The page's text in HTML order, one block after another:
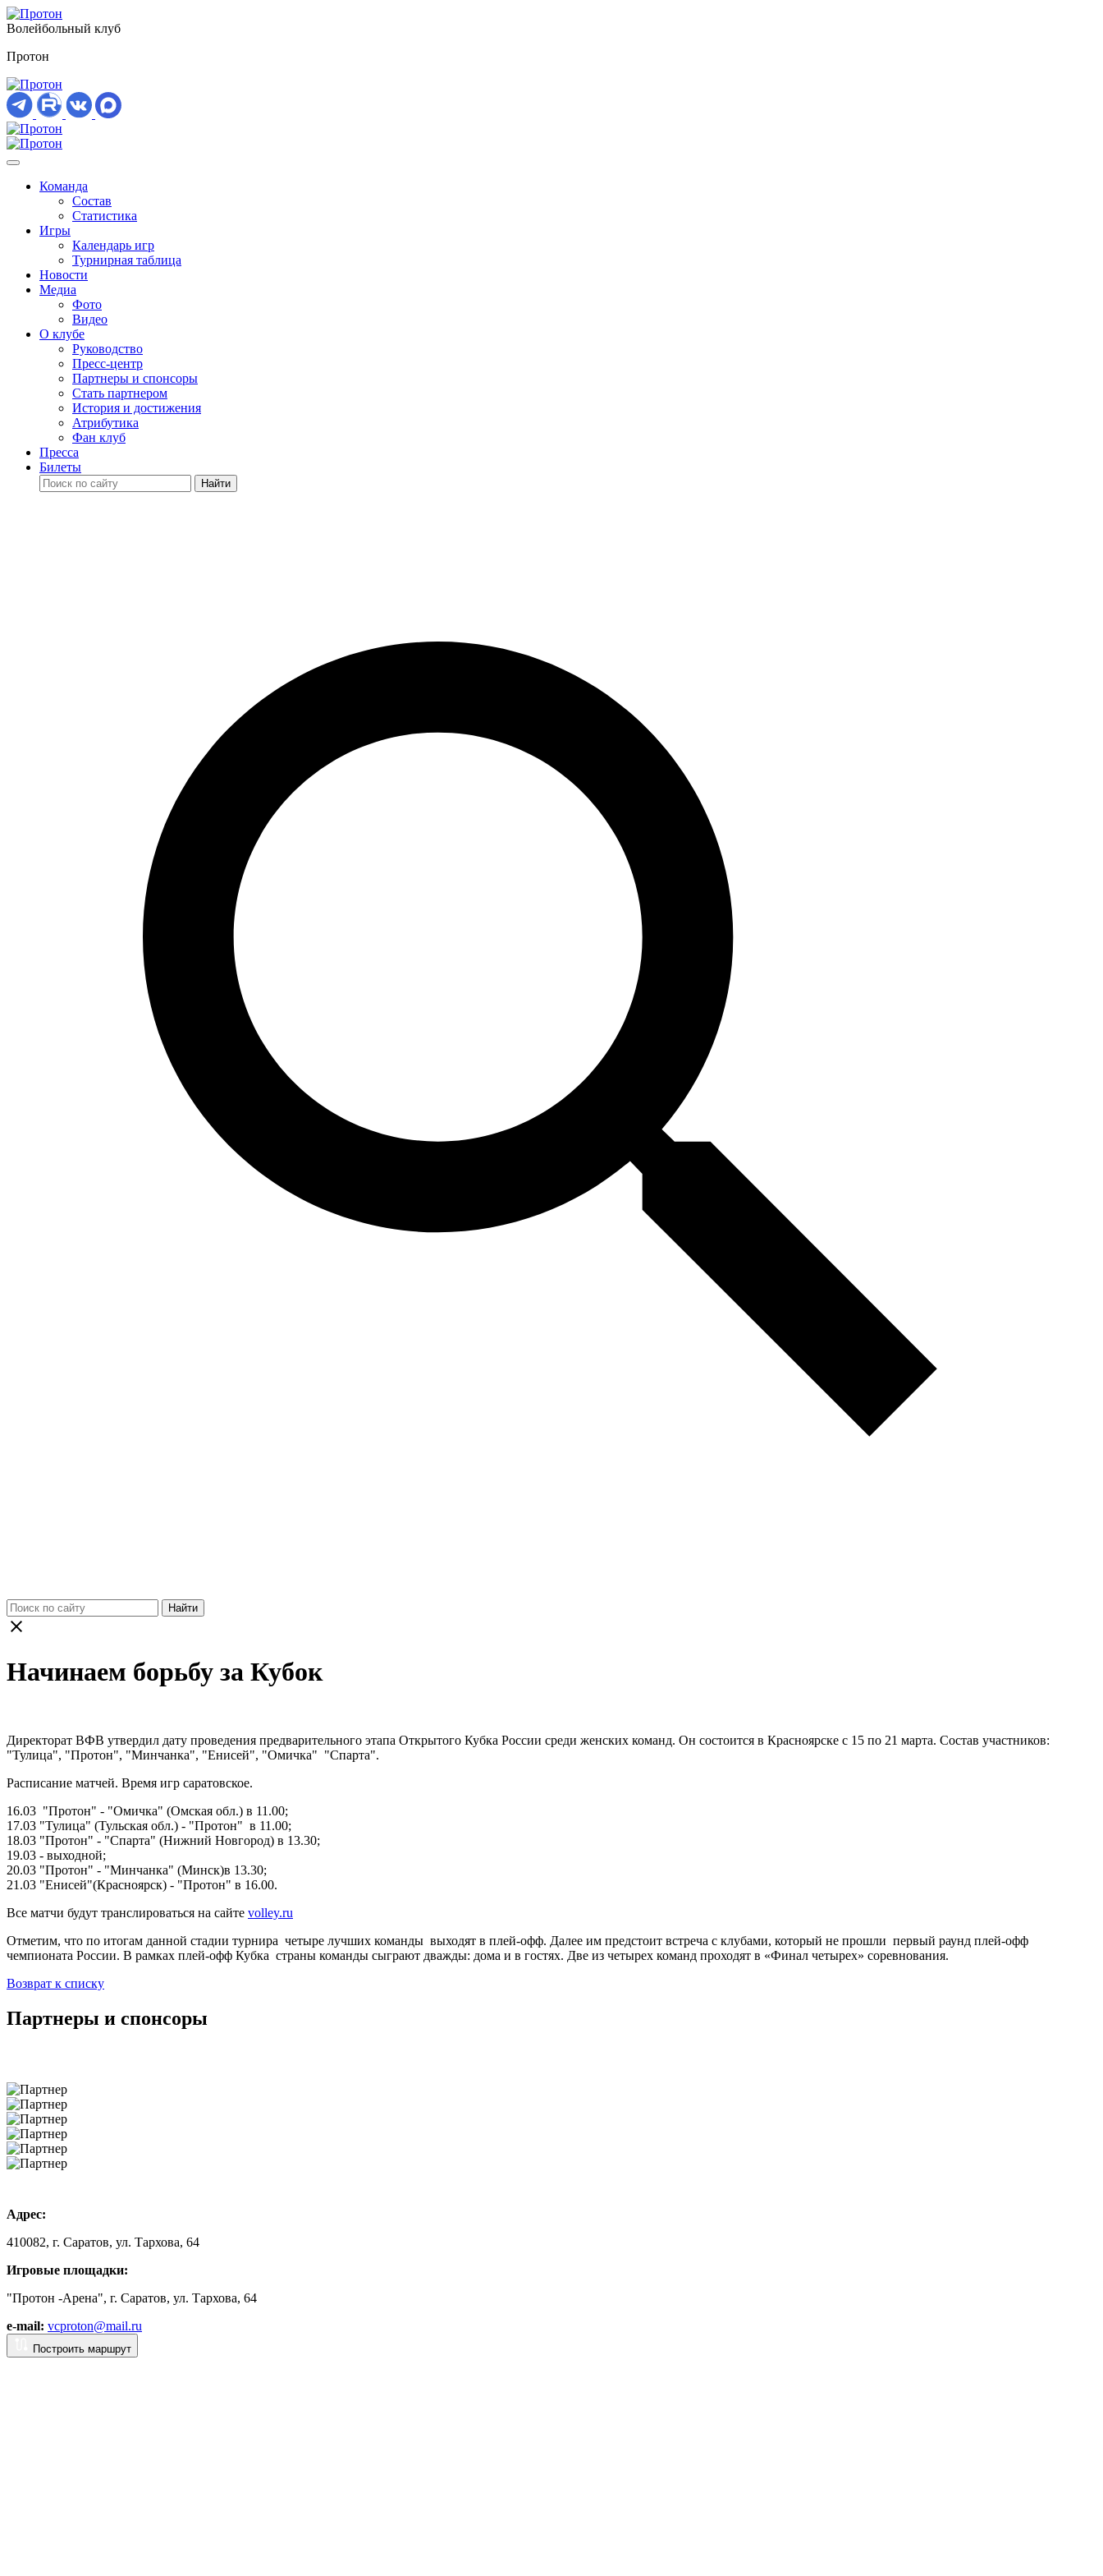
Волейбольный клуб
Протон
Команда
Состав
Статистика
Игры
Календарь игр
Турнирная таблица
Новости
Медиа
Фото
Видео
О клубе
Руководство
Пресс-центр
Партнеры и спонсоры
Стать партнером
История и достижения
Атрибутика
Фан клуб
Пресса
Билеты
Найти
Найти
Начинаем борьбу за Кубок
Директорат ВФВ утвердил дату проведения предварительного этапа Открытого Кубка России среди женских команд. Он состоится в Красноярске с 15 по 21 марта. Состав участников:
"Тулица", "Протон", "Минчанка", "Енисей", "Омичка" "Спарта".
Расписание матчей. Время игр саратовское.
16.03 "Протон" - "Омичка" (Омская обл.) в 11.00;
17.03 "Тулица" (Тульская обл.) - "Протон" в 11.00;
18.03 "Протон" - "Спарта" (Нижний Новгород) в 13.30;
19.03 - выходной;
20.03 "Протон" - "Минчанка" (Минск)в 13.30;
21.03 "Енисей"(Красноярск) - "Протон" в 16.00.
Все матчи будут транслироваться на сайте volley.ru
Отметим, что по итогам данной стадии турнира четыре лучших команды выходят в плей-офф. Далее им предстоит встреча с клубами, который не прошли первый раунд плей-офф
чемпионата России. В рамках плей-офф Кубка страны команды сыграют дважды: дома и в гостях. Две из четырех команд проходят в «Финал четырех» соревнования.
Возврат к списку
Партнеры и спонсоры
Адрес:
410082, г. Саратов, ул. Тархова, 64
Игровые площадки:
"Протон -Арена", г. Саратов, ул. Тархова, 64
e-mail: vcproton@mail.ru
Построить маршрут